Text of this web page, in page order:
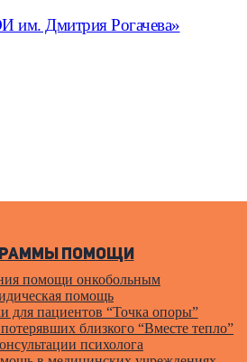
Дмитрия Рогачева»
помощи
помощи онкобольным
помощь
для пациентов “Точка опоры”
близкого “Вместе тепло”
психолога